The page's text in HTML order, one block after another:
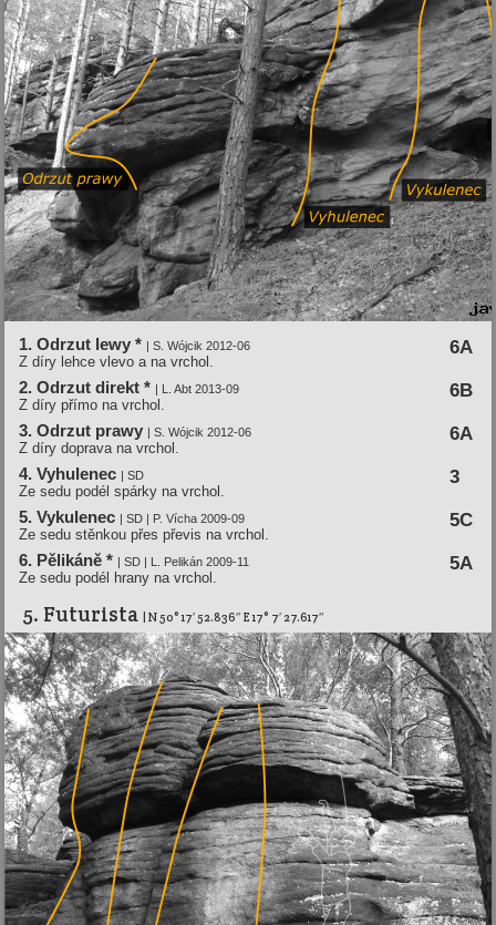
1. Odrzut lewy * | S. Wójcik 2012-06 6A
Z díry lehce vlevo a na vrchol.
2. Odrzut direkt * | L. Abt 2013-09 6B
Z díry přímo na vrchol.
3. Odrzut prawy | S. Wójcik 2012-06 6A
Z díry doprava na vrchol.
4. Vyhulenec | SD 3
Ze sedu podél spárky na vrchol.
5. Vykulenec | SD | P. Vícha 2009-09 5C
Ze sedu stěnkou přes převis na vrchol.
6. Pělikáně * | SD | L. Pelikán 2009-11 5A
Ze sedu podél hrany na vrchol.
5. Futurista | N 50° 17′ 52.836″ E 17° 7′ 27.617″